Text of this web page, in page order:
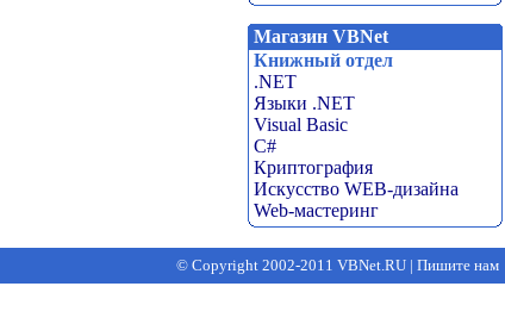
Магазин VBNet
Книжный отдел
.NET
Языки .NET
Visual Basic
C#
Криптография
Искусство WEB-дизайна
Web-мастеринг
© Copyright 2002-2011 VBNet.RU | Пишите нам